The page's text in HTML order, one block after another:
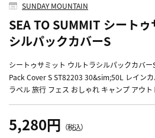
SUNDAY MOUNTAIN
SEA TO SUMMIT シート
シルパックカバーS
シートゥサミット ウルトラシルパックカバ
Pack Cover S ST82203 30&sim;50L レイン
ラベル 旅行 フェス おしゃれ キャンプ アウト
5,280円 （税込）